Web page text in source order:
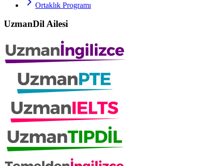
Ortaklık Programı
UzmanDil Ailesi